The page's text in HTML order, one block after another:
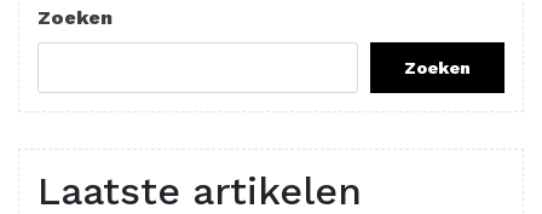
Zoeken
Zoeken
Laatste artikelen